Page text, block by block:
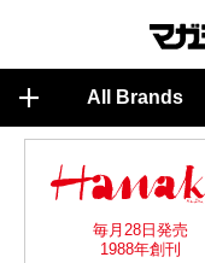
All Brands
毎月28日発売
1988年創刊